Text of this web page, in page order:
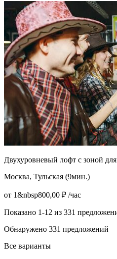
Двухуровневый лофт с зоной
Москва, Тульская (9мин.)
от 1&nbsp800,00 ₽ /час
Показано 1-12 из 331
Обнаружено 331 предложений
Все варианты